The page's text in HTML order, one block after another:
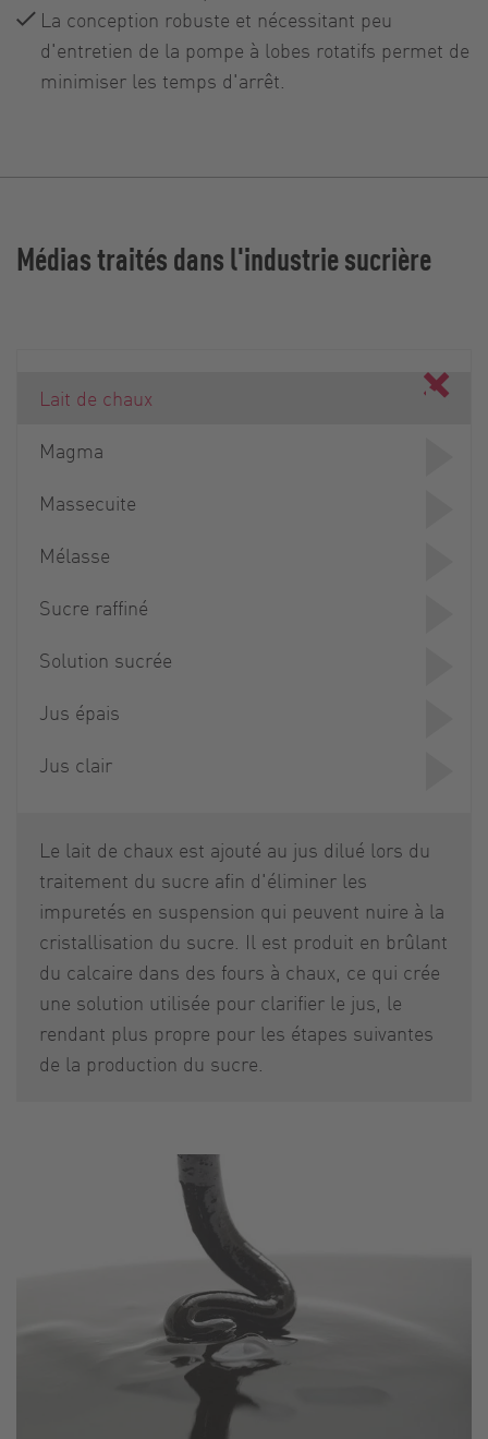
La conception robuste et nécessitant peu
d'entretien de la pompe à lobes rotatifs permet de
minimiser les temps d'arrêt.
Médias traités dans l'industrie sucrière
Lait de chaux
Magma
Massecuite
Mélasse
Sucre raffiné
Solution sucrée
Jus épais
Jus clair
Le lait de chaux est ajouté au jus dilué lors du
traitement du sucre afin d'éliminer les
impuretés en suspension qui peuvent nuire à la
cristallisation du sucre. Il est produit en brûlant
du calcaire dans des fours à chaux, ce qui crée
une solution utilisée pour clarifier le jus, le
rendant plus propre pour les étapes suivantes
de la production du sucre.